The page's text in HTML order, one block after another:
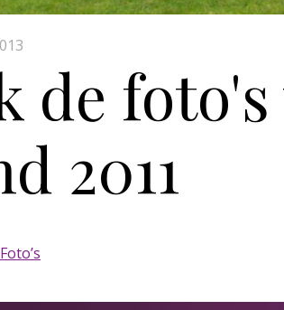
de
2011